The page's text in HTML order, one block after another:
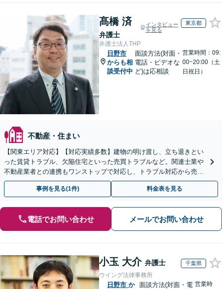
髙橋 済
弁護士
インタビュー
を見る
東京都
弁護士法人THP
日野市
からも相
談受付中
面談方法(対面・
電話・ビデオな
ど)は応相談
営業時間：09:
00~20:00（土
日祝日）
不動産・住まい
【関東エリア対応】【対応実績多数】建物の明け渡し、立ち退きとい
った賃貸トラブル、欠陥住宅といった売買トラブルなど。関連士業や
不動産業者との連携もワンストップで対応し、トラブル対応から売却
まで徹底サポート【初回相談無料】
事例を見る(1件) 料金表を見る
電話でお問い合わせ メールでお問い合わせ
小玉 大介 弁護士 千葉県
ウイング法律事務所
日野市 か 面談方法(対面・電 営業時